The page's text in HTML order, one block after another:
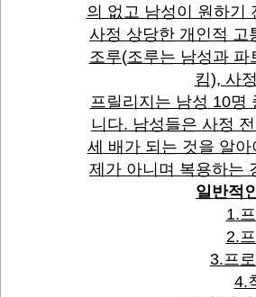
의 없고 남성이 원하기
사정 상당한 개인적 고
조루(조루는 남성과
킴), 사
프릴리지는 남성 10명
니다. 남성들은 사정
세 배가 되는 것을 알
제가 아니며 복용하는
일반적
1.
2.
3.프
4.